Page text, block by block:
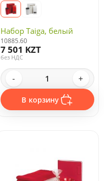
Набор Taiga, белый
10885.60
7 501 KZT
без НДС
- +
В корзину